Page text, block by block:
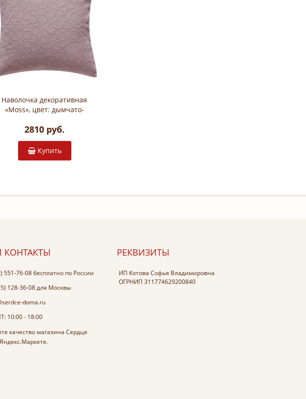
Наволочка декоративная
«Moss», цвет: дымчато-
хлопок)
2810 руб.
Купить
551-76-08бесплатно по России
128-36-08для Москвы
doma.ru
10:00 - 18:00
РЕКВИЗИТЫ
ИП Котова Софья Владимировна
ОГРНИП 311774629200840